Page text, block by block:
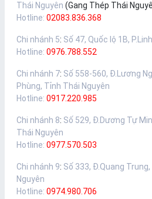
Thái Nguyên (Gang Thép Thái
Hotline: 02083.836.368
Chi nhánh 5: Số 47, Quốc lộ 1B,
Hotline: 0976.788.552
Chi nhánh 7: Số 558-560, Đ.Lương
Phùng, Tỉnh Thái Nguyên
Hotline: 0917.220.985
Chi nhánh 8: Số 529, Đ.Dương Tự
Thái Nguyên
Hotline: 0977.570.503
Chi nhánh 9: Số 333, Đ.Quang
Nguyên
Hotline: 0974.980.706